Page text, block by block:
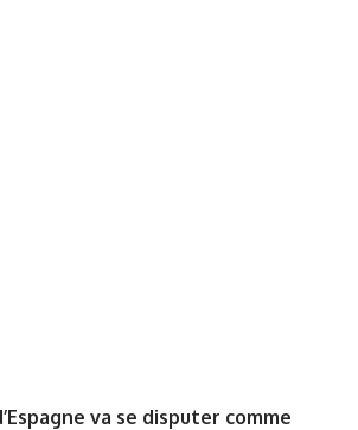
va se disputer comme